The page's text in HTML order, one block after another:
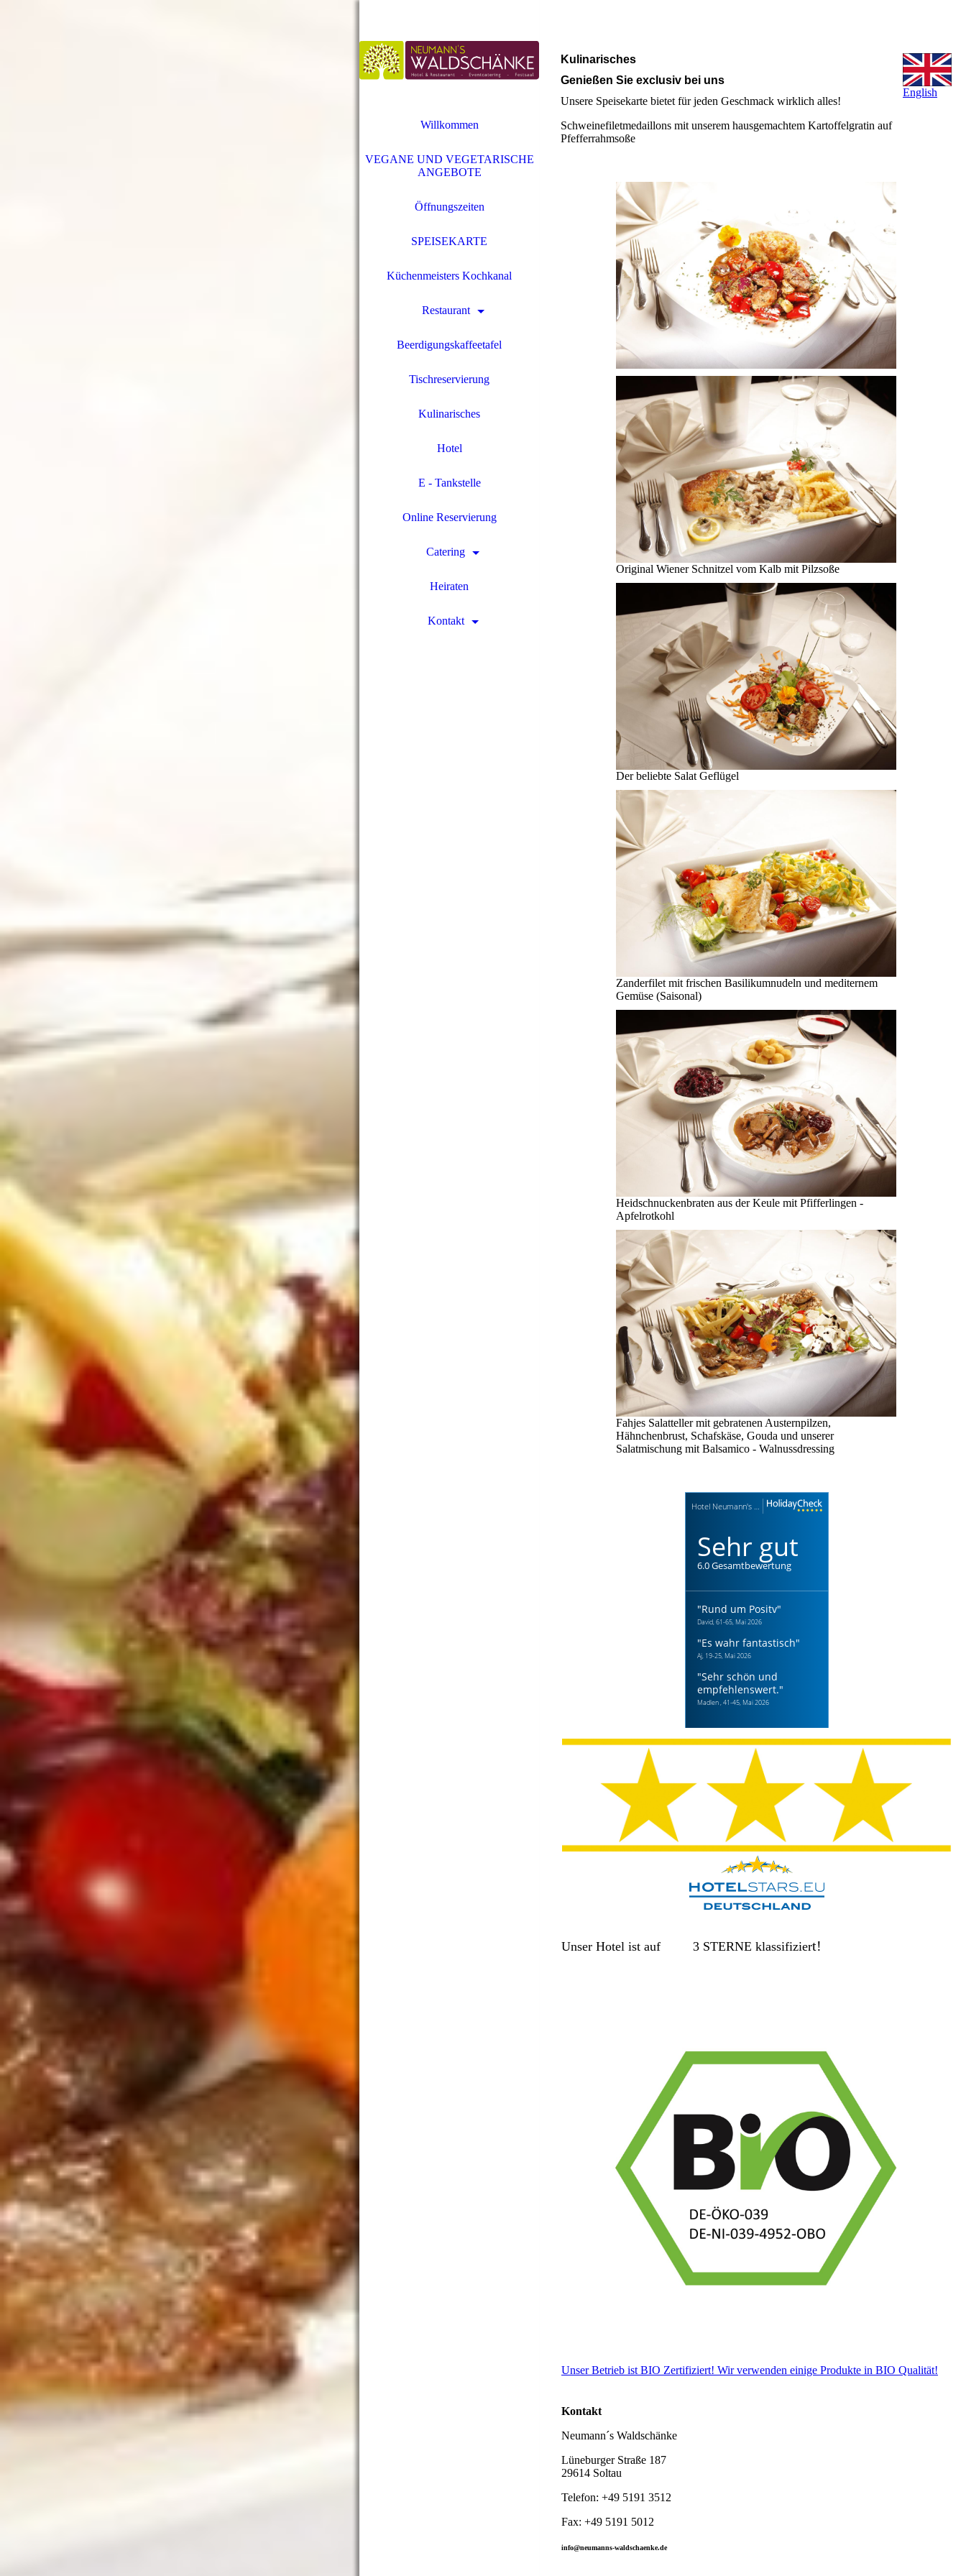
Willkommen
VEGANE UND VEGETARISCHE
ANGEBOTE
Öffnungszeiten
SPEISEKARTE
Küchenmeisters Kochkanal
Restaurant
Beerdigungskaffeetafel
Tischreservierung
Kulinarisches
Hotel
E - Tankstelle
Online Reservierung
Catering
Heiraten
Kontakt
English
Kulinarisches
Genießen Sie exclusiv bei uns
Unsere Speisekarte bietet für jeden Geschmack wirklich alles!
Schweinefiletmedaillons mit unserem hausgemachtem Kartoffelgratin auf
Pfefferrahmsoße
Original Wiener Schnitzel vom Kalb mit Pilzsoße
Der beliebte Salat Geflügel
Zanderfilet mit frischen Basilikumnudeln und mediternem
Gemüse (Saisonal)
Heidschnuckenbraten aus der Keule mit Pfifferlingen -
Apfelrotkohl
Fahjes Salatteller mit gebratenen Austernpilzen,
Hähnchenbrust, Schafskäse, Gouda und unserer
Salatmischung mit Balsamico - Walnussdressing
Unser Hotel ist auf 3 STERNE klassifiziert!
Unser Betrieb ist BIO Zertifiziert! Wir verwenden einige Produkte in BIO Qualität!
Kontakt
Neumann´s Waldschänke
Lüneburger Straße 187
29614 Soltau
Telefon: +49 5191 3512
Fax: +49 5191 5012
info@neumanns-waldschaenke.de